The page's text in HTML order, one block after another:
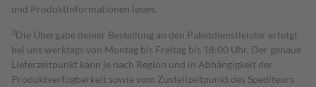
und Produktinformationen lesen.
3Die Übergabe deiner Bestellung an den Paketdienstleister erfolgt
bei uns werktags von Montag bis Freitag bis 18:00 Uhr. Der genaue
Lieferzeitpunkt kann je nach Region und in Abhängigkeit der
Produktverfügbarkeit sowie vom Zustellzeitpunkt des Spediteurs